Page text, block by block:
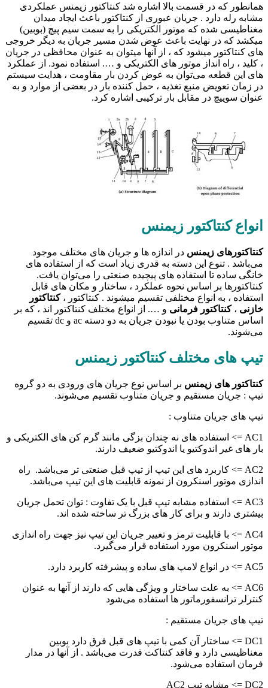
همانطور که در قسمت بالا اشاره شد کنتاکتور زیمنس عملکردی
مشابه رله دارد . جریان عبوری از کنتاکتور باعث ایجاد میدان
مغناطیسی شده که موتور الکتریکی را به سمت سیم پیچ (بوبین)
میکشد که در نهایت باعث عوض شدن مسیر جریان به دیگر خروجی
های کنتاکتور میشود که ، از آنها میتوان به عنوان محافظی در جریان
، کلید ، راه انداز موتور های الکتریکی و …. استفاده نمود. از عملکرد
های این قطعه می‌توان به عوض کردن بار مقاومت ، هدایت سیستم
در زمان تعویض منبع تغذیه ، حمل کننده بار در بعضی از موارد و به
عنوان سوییچ در مقابل بار ترکیبی اشاره کرد.
انواع کنتاکتور زیمنس
کنتاکتور‌های زیمنس در اندازه ها و جریان های مختلف موجود
می‌باشد . تنوع این دسته به قدری زیاد است که از استفاده های
خانگی ساده تا استفاده های پیچیده صنعتی را می‌توان یافت.
کنتاکتورها بر اساس نحوه عملکرد ، ساختار و مکان های قابل
استفاده ، به انواع مختلفی تقسیم میشوند . کنتاکتور ، کنتاکتور
خازنی ،کنتاکتور فرمانی و …. از انواع مختلف کنتاکتور اند ، که بر
اساس متناوب بودن یا نبودن جریان به دو دسته ac و dc تقسیم
می‌شوند.
تیپ های مختلف کنتاکتور زیمنس
کنتاکتور های زیمنس بر اساس نوع جریان های ورودی به دو گروه
تیپ : جریان مستقیم و جریان متناوب تقسیم می‌شوند.
تیپ های جریان متناوب :
AC1 => استفاده های نه چندان بزگی مانند گرم کن های الکتریکی و
بار های غیر اندوکتیو یا اندوکتیو ضعیف دارند.
AC2 => کاربرد های این تیپ از تیپ قبل صنعتی تر می‌باشد. راه
اندازی موتور اسنکرون از نمونه قابلیت های این تیپ می‌باشد.
AC3 => استفاده مشابه تیپ قبل با یک تفاوت : توان تحمل جریان
بیشتری دارند و برای کار های بزرگ تر ساخته شده اند.
AC4 => با قابلیت ترمز و تغییر جریان این تیپ نیز جهت راه اندازی
موتور اسنکرون مورد استفاده قرار می‌گیرد.
AC5 => در انواع لامپ های ساده و پیشرفته کاربرد دارد.
AC6 => به علت ساختار و ویژگی هایی که دارند از آنها به عنوان
کنترلر ترانسفورماتور ها استفاده می‌شود
تیپ های جریان مستقیم :
DC1 => ساختار آن کمی با تیپ های قبل فرق دارد بوبین
مغناظیسی دارد و فاقد کنتاکت قدرت می‌باشد . از آنها در مدار
فرمان استفاده می‌شود.
DC2 => مشابه تیپ AC2